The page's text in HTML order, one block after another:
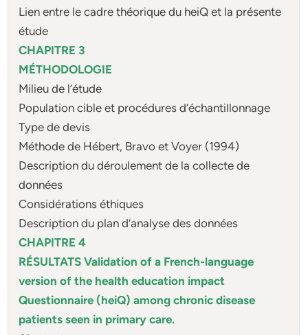
Lien entre le cadre théorique du heiQ et la présente
étude
CHAPITRE 3
MÉTHODOLOGIE
Milieu de l’étude
Population cible et procédures d’échantillonnage
Type de devis
Méthode de Hébert, Bravo et Voyer (1994)
Description du déroulement de la collecte de
données
Considérations éthiques
Description du plan d’analyse des données
CHAPITRE 4
RÉSULTATS Validation of a French-language
version of the health education impact
Questionnaire (heiQ) among chronic disease
patients seen in primary care.